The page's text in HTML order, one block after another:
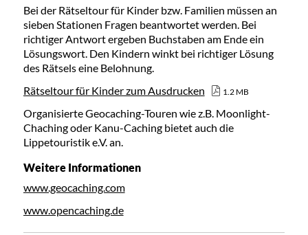
Bei der Rätseltour für Kinder bzw. Familien müssen an
sieben Stationen Fragen beantwortet werden. Bei
richtiger Antwort ergeben Buchstaben am Ende ein
Lösungswort. Den Kindern winkt bei richtiger Lösung
des Rätsels eine Belohnung.
Rätseltour für Kinder zum Ausdrucken
1.2 MB
Organisierte Geocaching-Touren wie z.B. Moonlight-
Chaching oder Kanu-Caching bietet auch die
Lippetouristik e.V. an.
Weitere Informationen
www.geocaching.com
www.opencaching.de